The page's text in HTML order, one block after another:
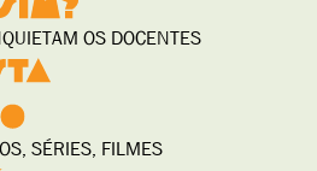
OS DOCENTES
SÉRIES, FILMES